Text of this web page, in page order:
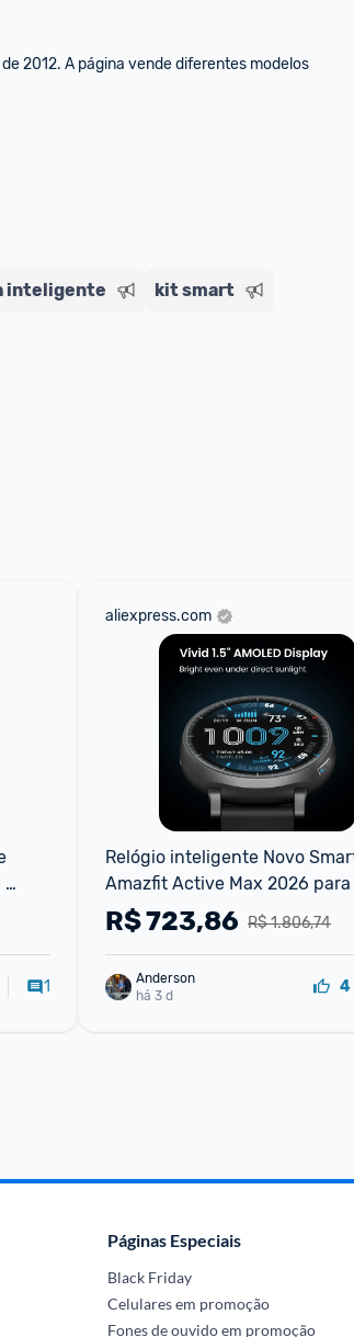
2012. A página vende diferentes modelos
inteligente kit smart
1
aliexpress.com
Relógio inteligente Novo
Amazfit Active Max 2026 para
Telefones Android e iOS
R$ 1.806,74
R$723,86
Anderson
há 3 d
4
Páginas Especiais
Black Friday
Celulares em promoção
Fones de ouvido em promoção